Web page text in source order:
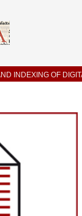
INDEXING OF